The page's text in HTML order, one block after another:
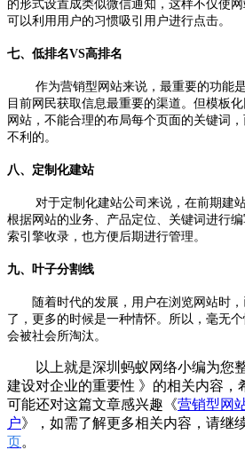
的形式设置成类似微信通知，这样不仅使
可以利用用户的习惯吸引用户进行点击。
七、低排名VS高排名
作为营销型网站来说，最重要的功能是
目前网民获取信息最重要的渠道。但模板
网站，不能合理的布局每个页面的关键词
不利的。
八、定制化建站
对于定制化建站公司来说，在前期建站
根据网站的业务、产品定位、关键词进行
索引擎收录，也方便后期进行管理。
九、叶子分割线
随着时代的发展，用户在浏览网站时，
了，更多的时候是一种情怀。所以，毫无
会被社会所淘汰。
以上就是深圳蚂蚁网络小编为您
建设对企业的重要性 》的相关内容，
可能还对这篇文章感兴趣《营销型网
户》，如需了解更多相关内容，请继
页。